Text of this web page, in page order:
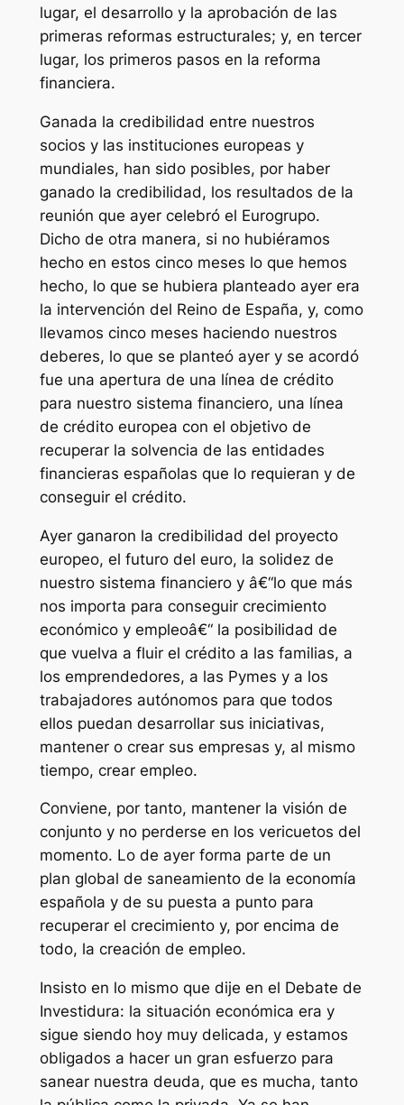
lugar, el desarrollo y la aprobación de las
primeras reformas estructurales; y, en tercer
lugar, los primeros pasos en la reforma
financiera.
Ganada la credibilidad entre nuestros
socios y las instituciones europeas y
mundiales, han sido posibles, por haber
ganado la credibilidad, los resultados de la
reunión que ayer celebró el Eurogrupo.
Dicho de otra manera, si no hubiéramos
hecho en estos cinco meses lo que hemos
hecho, lo que se hubiera planteado ayer era
la intervención del Reino de España, y, como
llevamos cinco meses haciendo nuestros
deberes, lo que se planteó ayer y se acordó
fue una apertura de una línea de crédito
para nuestro sistema financiero, una línea
de crédito europea con el objetivo de
recuperar la solvencia de las entidades
financieras españolas que lo requieran y de
conseguir el crédito.
Ayer ganaron la credibilidad del proyecto
europeo, el futuro del euro, la solidez de
nuestro sistema financiero y â€“lo que más
nos importa para conseguir crecimiento
económico y empleoâ€“ la posibilidad de
que vuelva a fluir el crédito a las familias, a
los emprendedores, a las Pymes y a los
trabajadores autónomos para que todos
ellos puedan desarrollar sus iniciativas,
mantener o crear sus empresas y, al mismo
tiempo, crear empleo.
Conviene, por tanto, mantener la visión de
conjunto y no perderse en los vericuetos del
momento. Lo de ayer forma parte de un
plan global de saneamiento de la economía
española y de su puesta a punto para
recuperar el crecimiento y, por encima de
todo, la creación de empleo.
Insisto en lo mismo que dije en el Debate de
Investidura: la situación económica era y
sigue siendo hoy muy delicada, y estamos
obligados a hacer un gran esfuerzo para
sanear nuestra deuda, que es mucha, tanto